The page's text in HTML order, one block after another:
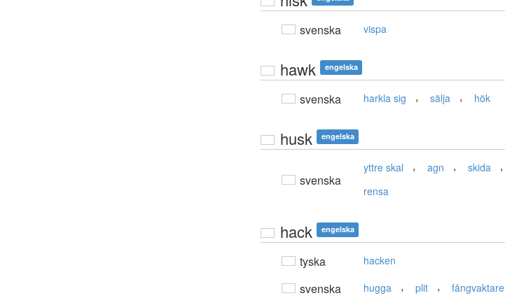
svenska vispa
hawk engelska
svenska harkla sig , sälja , hök
husk engelska
svenska
yttre skal , agn , skida ,
rensa
hack engelska
tyska hacken
svenska hugga , plit , fångvaktare